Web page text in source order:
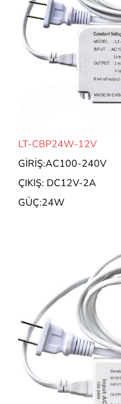
LT-CBP24W-12V
GİRİŞ:AC100-240V
ÇIKIŞ: DC12V-2A
GÜÇ:24W